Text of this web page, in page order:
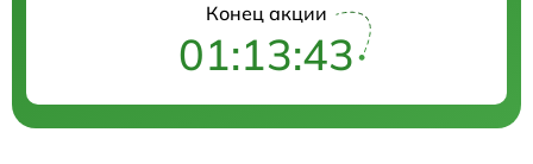
Конец акции
01:13:42